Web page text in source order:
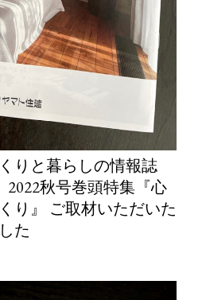
りと暮らしの情報誌
2022秋号巻頭特集『心
り』 ご取材いただいた
た